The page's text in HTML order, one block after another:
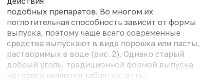
подобных препаратов. Во многом их
поглотительная способность зависит от формы
выпуска, поэтому чаще всего современные
средства выпускают в виде порошка или пасты,
растворимых в воде (рис. 2). Однако старый
добрый уголь, традиционной формой выпуска
которого являются таблетки, оття...